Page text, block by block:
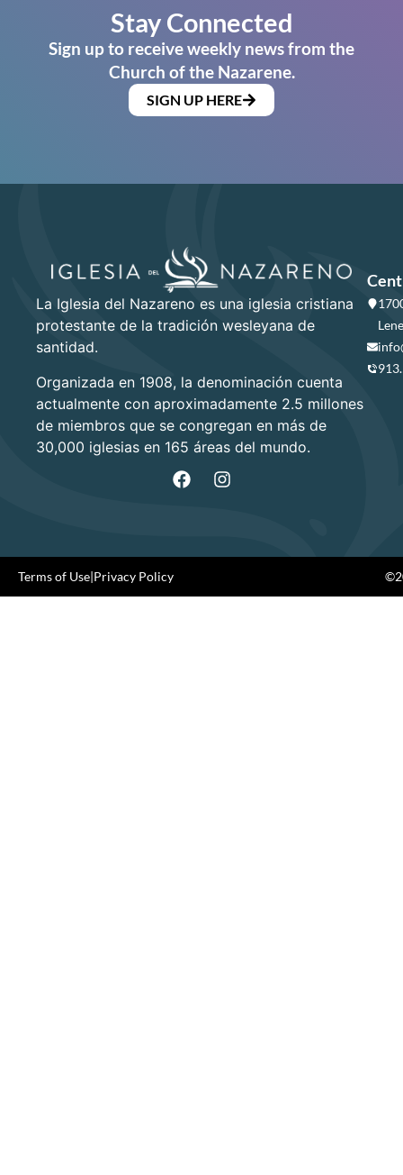
Stay Connected
Sign up to receive weekly news from the
Church of the Nazarene.
SIGN UP HERE
La Iglesia del Nazareno es una iglesia cristiana
protestante de la tradición wesleyana de
santidad.
Organizada en 1908, la denominación cuenta
actualmente con aproximadamente 2.5 millones
de miembros que se congregan en más de
30,000 iglesias en 165 áreas del mundo.
Terms of Use|Privacy Policy